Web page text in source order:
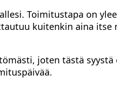
Toimitustapa on
kuitenkin aina itse
joten tästä syystä